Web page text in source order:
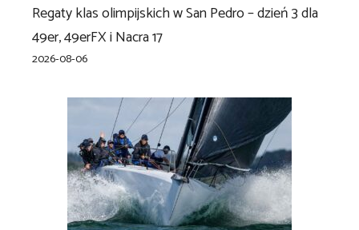
Regaty klas olimpijskich w San Pedro – dzień 3 dla
49er, 49erFX i Nacra 17
2026-08-06